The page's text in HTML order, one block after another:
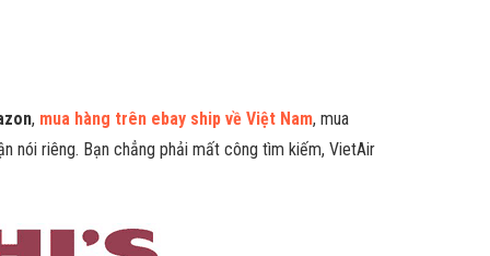
, mua hàng trên ebay ship về Việt Nam, mua
nói riêng. Bạn chẳng phải mất công tìm kiếm, VietAir